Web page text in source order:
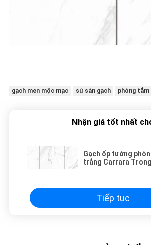
gạch men mộc mạc sứ sàn gạch phòng
Nhận giá tốt nhất
Gạch ốp tường
trắng Carrara
Tiếp tục